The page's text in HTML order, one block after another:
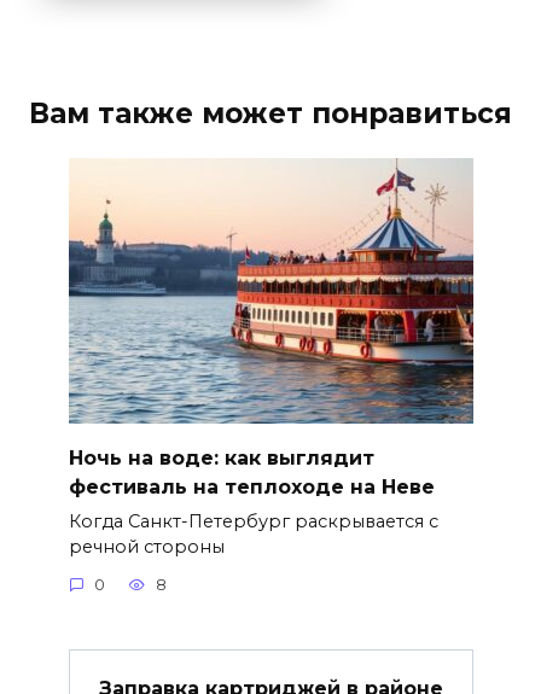
Вам также может понравиться
Ночь на воде: как выглядит
фестиваль на теплоходе на Неве
Когда Санкт-Петербург раскрывается с
речной стороны
0 8
Заправка картриджей в районе